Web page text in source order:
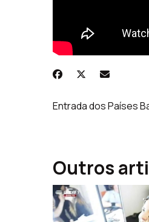
Entrada dos Países
Outros